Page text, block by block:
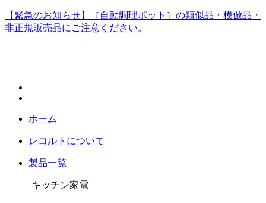
【緊急のお知らせ】［自動調理ポット］の類似品・模倣品・
非正規販売品にご注意ください。
ホーム
レコルトについて
製品一覧
キッチン家電